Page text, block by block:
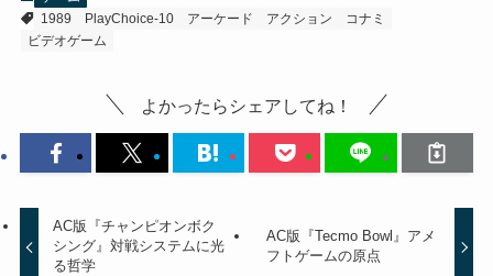
1989
PlayChoice-10 アーケード アクション
コナミ
ビデオゲーム
よかったらシェアしてね！
AC版『チャンピオンボク
シング』対戦システムに光
る哲学
AC版『Tecmo Bowl』アメ
フトゲームの原点